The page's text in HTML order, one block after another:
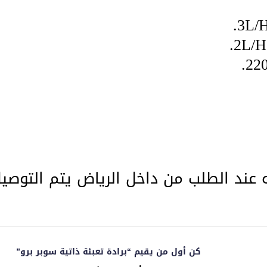
عند الطلب من داخل الرياض يتم
كن أول من يقيم “برادة تعبئة ذاتية سوبر برو”